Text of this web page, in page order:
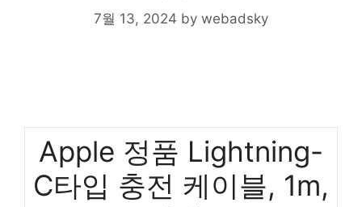
7월 13, 2024 by webadsky
Apple 정품 Lightning-
C타입 충전 케이블, 1m,